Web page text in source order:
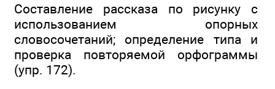
Составление рассказа по рисунку с
использованием опорных
словосочетаний; определение типа и
проверка повторяемой орфограммы
(упр. 172).